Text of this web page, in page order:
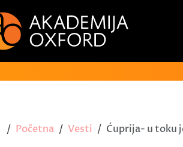
Početna Vesti Ćuprija- u toku